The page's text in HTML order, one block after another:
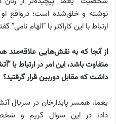
نوشته و خلق‌شده است؛ درواقع
ارتباط با این کاراکتر با “الهام
از آنجا که به نقش‌هایی
متفاوت باشد، این امر در ارتباط با
داشت که مقابل دوربین قرار گرفتید؟
یغما، همسر پایدارخان در سریال
داد؛ در این سوال گریم و